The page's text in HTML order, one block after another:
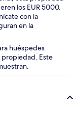
los EUR 5000.
con la
en la
huéspedes
propiedad. Este